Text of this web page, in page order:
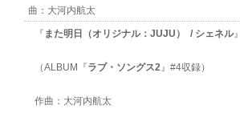
曲：大河内航太
『 また明日（オリジナル：JUJU） / シェネル
（ALBUM『ラブ・ソングス2 』#4収録）
作曲：大河内航太